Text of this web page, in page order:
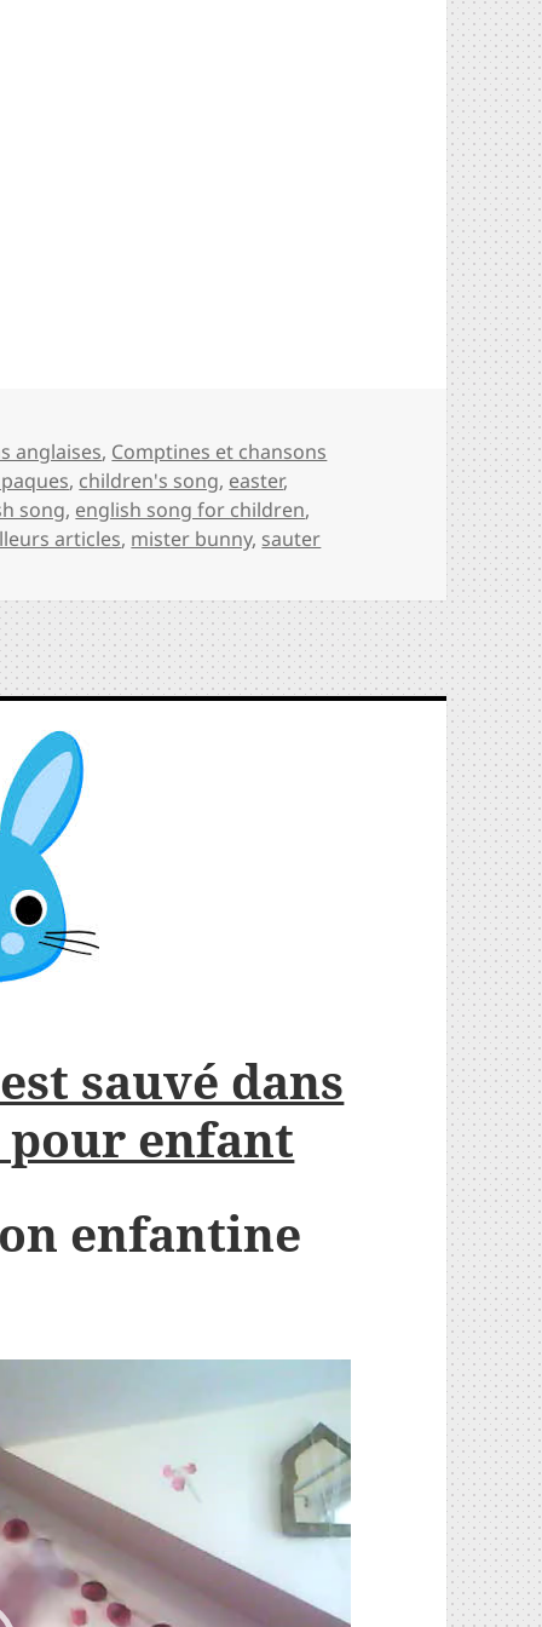
Bunny (chanson de Pâques Mr lapin en anglais)
anglaises, Comptines et chansons
, children's song, easter,
song, english song for children,
articles, mister bunny, sauter
sauvé dans
enfant
enfantine